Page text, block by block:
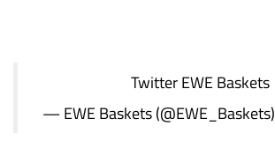
TwitterEWE Baskets
— EWE Baskets (@EWE_Baskets)